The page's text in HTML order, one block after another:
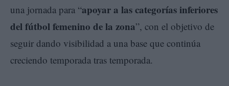
una jornada para “apoyar a las categorías inferiores
del fútbol femenino de la zona”, con el objetivo de
seguir dando visibilidad a una base que continúa
creciendo temporada tras temporada.